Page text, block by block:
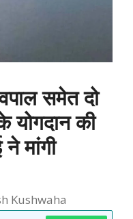
समेत दो
योगदान की
मांगी
Kushwaha